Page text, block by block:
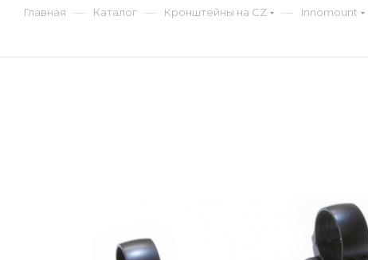
Главная — Каталог — Кронштейны на CZ — Innomount